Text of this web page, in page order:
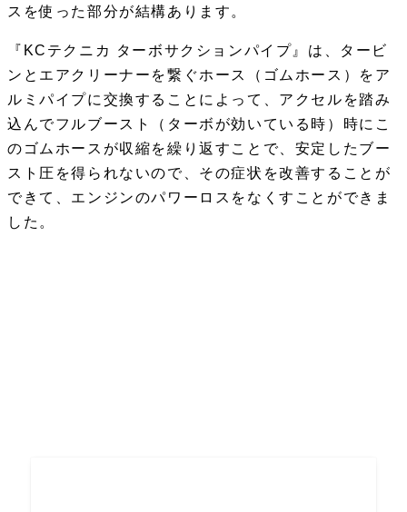
スを使った部分が結構あります。
『KCテクニカ ターボサクションパイプ』は、タービ
ンとエアクリーナーを繋ぐホース（ゴムホース）をア
ルミパイプに交換することによって、アクセルを踏み
込んでフルブースト（ターボが効いている時）時にこ
のゴムホースが収縮を繰り返すことで、安定したブー
スト圧を得られないので、その症状を改善することが
できて、エンジンのパワーロスをなくすことができま
した。